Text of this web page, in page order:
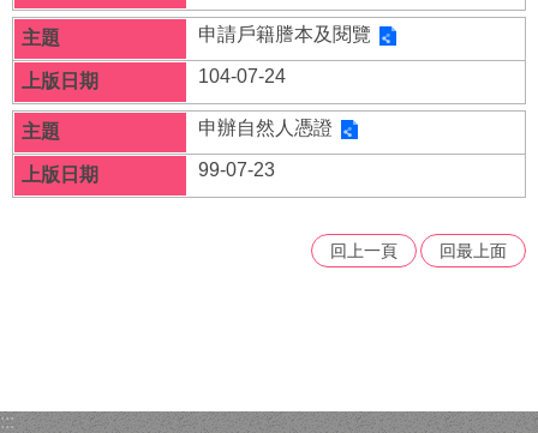
申請戶籍謄本及閱覽
104-07-24
申辦自然人憑證
99-07-23
回上一頁 回最上面
:::